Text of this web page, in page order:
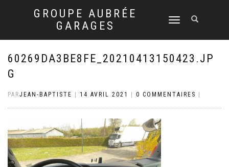
GROUPE AUBRÉE
GARAGES
DÉPLIER
NAVIGATION
60269DA3BE8FE_20210413150423.JP
G
PARJEAN-BAPTISTE 14 AVRIL 2021 0 COMMENTAIRES